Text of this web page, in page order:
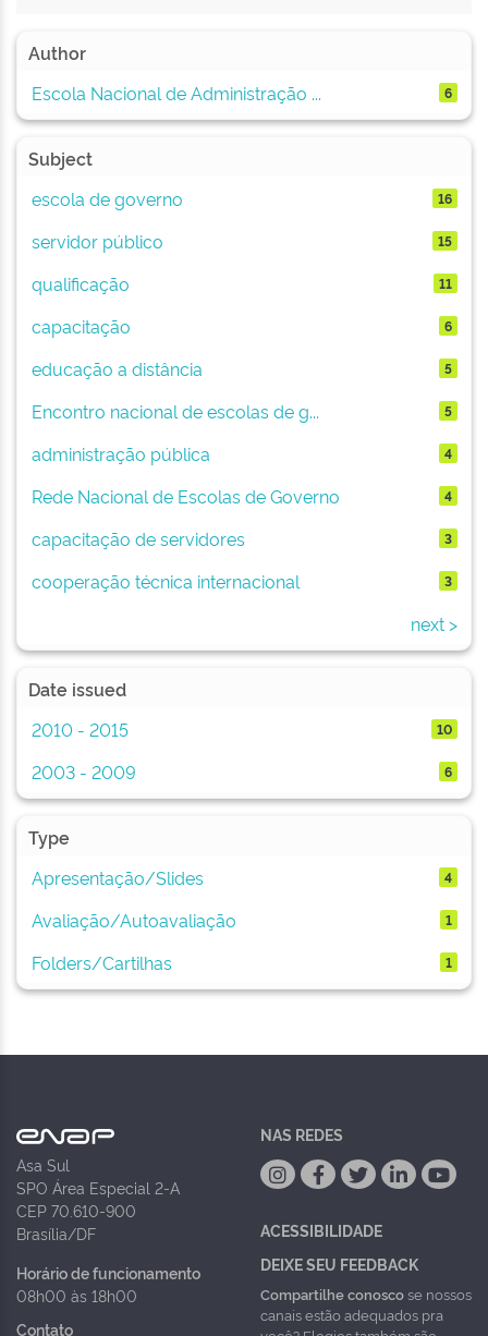
Author
Escola Nacional de Administração ...
6
Subject
escola de governo
16
servidor público 15
qualificação 11
capacitação 6
educação a distância 5
Encontro nacional de escolas de g... 5
administração pública 4
Rede Nacional de Escolas de Governo 4
capacitação de servidores 3
cooperação técnica internacional 3
next >
Date issued
2010 - 2015
10
2003 - 2009 6
Type
Apresentação/Slides
4
Avaliação/Autoavaliação 1
Folders/Cartilhas 1
Asa Sul
SPO Área Especial 2-A
CEP 70.610-900
Brasília/DF
Horário de funcionamento
08h00 às 18h00
Contato
NAS REDES
ACESSIBILIDADE
DEIXE SEU FEEDBACK
Compartilhe conoscose nossos
canais estão adequados pra